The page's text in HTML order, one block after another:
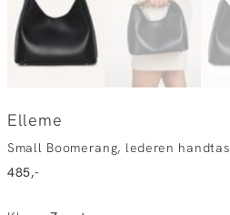
Elleme
Small Boomerang, lederen handtas
485,-